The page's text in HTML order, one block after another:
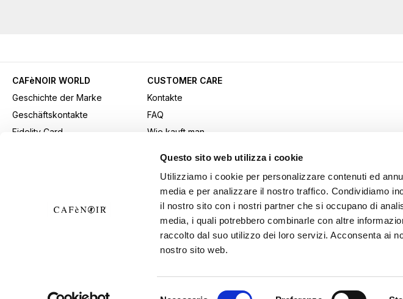
Questo sito web utilizza i cookie
Utilizziamo i cookie per personalizzare contenuti ed
media e per analizzare il nostro traffico. Condividiamo
il nostro sito con i nostri partner che si occupano di
media, i quali potrebbero combinarle con altre
raccolto dal suo utilizzo dei loro servizi. Acconsenta ai
nostro sito web.
CAFèNOIR WORLD
Geschichte der Marke
Geschäftskontakte
Fidelity Card
CUSTOMER CARE
Kontakte
FAQ
Wie kauft man
Versand
Rücksendungen und
Widerrufe
Allgemeine
Verkaufsbedingungen
Widerrufsrecht ausüben